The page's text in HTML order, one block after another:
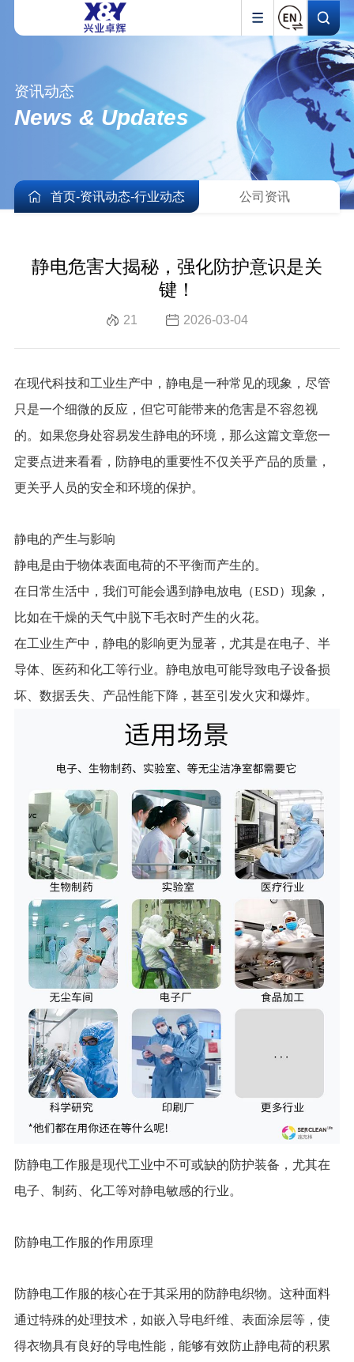
资讯动态
News & Updates
首页-资讯动态-行业动态 公司资讯
静电危害大揭秘，强化防护意识是关
键！
21 2026-03-04
在现代科技和工业生产中，静电是一种常见的现象，尽管
只是一个细微的反应，但它可能带来的危害是不容忽视
的。如果您身处容易发生静电的环境，那么这篇文章您一
定要点进来看看，防静电的重要性不仅关乎产品的质量，
更关乎人员的安全和环境的保护。
静电的产生与影响
静电是由于物体表面电荷的不平衡而产生的。
在日常生活中，我们可能会遇到静电放电（ESD）现象，
比如在干燥的天气中脱下毛衣时产生的火花。
在工业生产中，静电的影响更为显著，尤其是在电子、半
导体、医药和化工等行业。静电放电可能导致电子设备损
坏、数据丢失、产品性能下降，甚至引发火灾和爆炸。
防静电工作服是现代工业中不可或缺的防护装备，尤其在
电子、制药、化工等对静电敏感的行业。
防静电工作服的作用原理
防静电工作服的核心在于其采用的防静电织物。这种面料
通过特殊的处理技术，如嵌入导电纤维、表面涂层等，使
得衣物具有良好的导电性能，能够有效防止静电荷的积累